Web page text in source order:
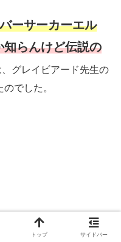
ーサーカーエル
知らんけど伝説の
、グレイビアード先生の
でした。
トップ サイドバー